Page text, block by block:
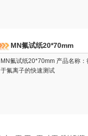
MN氟试纸20*70mm
MN氟试纸20*70mm 产品名称
于氟离子的快速测试